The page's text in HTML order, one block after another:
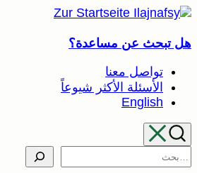
تخطى
المحتوى
هل تبحث عن مساعدة؟
تواصل معنا
الأسئلة الأكثر شيوعاً
English
Search